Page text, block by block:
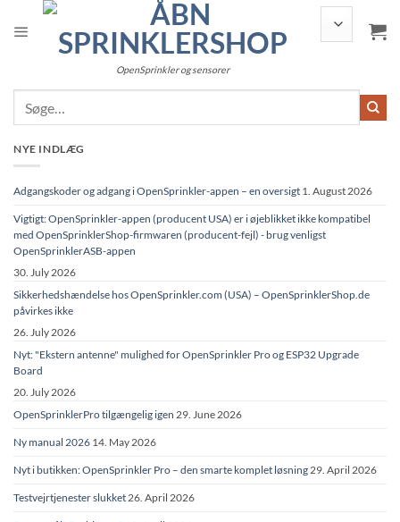
indhold
OpenSprinkler og sensorer
NYE INDLÆG
Adgangskoder og adgang i OpenSprinkler-appen – en oversigt 1. August 2026
Vigtigt: OpenSprinkler-appen (producent USA) er i øjeblikket ikke kompatibel
med OpenSprinklerShop-firmwaren (producent-fejl) - brug venligst
OpenSprinklerASB-appen
30. July 2026
Sikkerhedshændelse hos OpenSprinkler.com (USA) – OpenSprinklerShop.de
påvirkes ikke
26. July 2026
Nyt: "Ekstern antenne" mulighed for OpenSprinkler Pro og ESP32 Upgrade
Board
20. July 2026
OpenSprinklerPro tilgængelig igen 29. June 2026
Ny manual 2026 14. May 2026
Nyt i butikken: OpenSprinkler Pro – den smarte komplet løsning 29. April 2026
Testvejrtjenester slukket 26. April 2026